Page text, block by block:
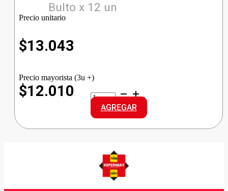
Bulto x 12 un
Precio unitario
$13.043
Precio mayorista (3u +)
$12.010
CAMPARI
APERITIVO
cantidad
AGREGAR